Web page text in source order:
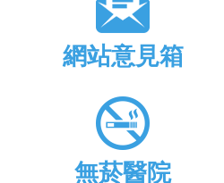
網站意見箱
無菸醫院